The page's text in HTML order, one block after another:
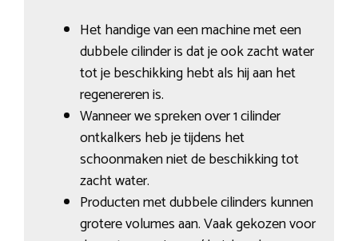
Het handige van een machine met een
dubbele cilinder is dat je ook zacht water
tot je beschikking hebt als hij aan het
regenereren is.
Wanneer we spreken over 1 cilinder
ontkalkers heb je tijdens het
schoonmaken niet de beschikking tot
zacht water.
Producten met dubbele cilinders kunnen
grotere volumes aan. Vaak gekozen voor